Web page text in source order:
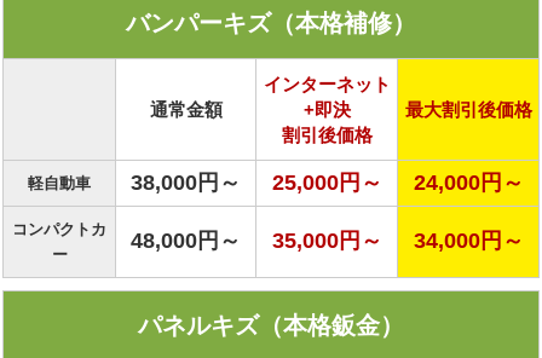
バンパーキズ（本格補修）
通常金額
インターネット
+即決
割引後価格
最大割引後価格
軽自動車 38,000円～ 25,000円～ 24,000円～
コンパクトカ
ー
48,000円～ 35,000円～ 34,000円～
パネルキズ（本格鈑金）